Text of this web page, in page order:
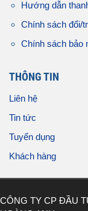
Hướng dẫn
Chính sách đổi/
Chính sách bảo
THÔNG TIN
Liên hệ
Tin tức
Tuyển dụng
Khách hàng
CÔNG TY CP ĐẦU